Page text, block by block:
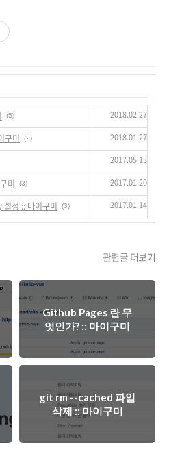
(5) 2018.02.27
구미 (2) 2018.01.27
2017.05.13
미 (3) 2017.01.20
정 :: 마이구미 (3) 2017.01.14
관련글 더보기
Github Pages 란 무
엇인가? :: 마이구미
git rm --cached 파일
삭제 :: 마이구미